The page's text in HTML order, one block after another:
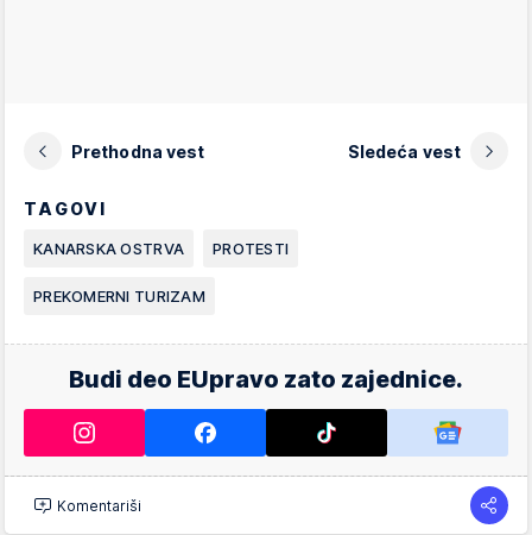
Prethodna vest Sledeća vest
TAGOVI
KANARSKA OSTRVA PROTESTI
PREKOMERNI TURIZAM
Budi deo EUpravo zato zajednice.
Komentariši